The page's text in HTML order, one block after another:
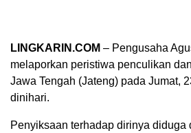
LINGKARIN.COM – Pengusaha
melaporkan peristiwa penculikan
Jawa Tengah (Jateng) pada Jumat,
dinihari.
Penyiksaan terhadap dirinya